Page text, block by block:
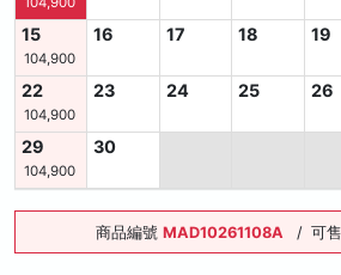
15
104,900
16 17 18 19
22
104,900
23 24 25 26
29
104,900
30
商品編號 MAD10261108A / 可售